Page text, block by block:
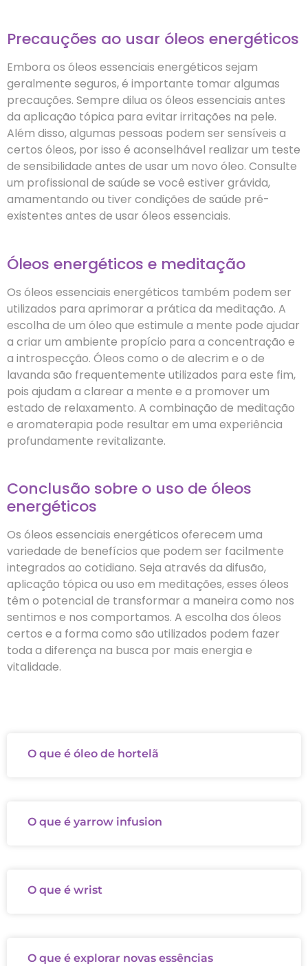
Precauções ao usar óleos energéticos
Embora os óleos essenciais energéticos sejam
geralmente seguros, é importante tomar algumas
precauções. Sempre dilua os óleos essenciais antes
da aplicação tópica para evitar irritações na pele.
Além disso, algumas pessoas podem ser sensíveis a
certos óleos, por isso é aconselhável realizar um teste
de sensibilidade antes de usar um novo óleo. Consulte
um profissional de saúde se você estiver grávida,
amamentando ou tiver condições de saúde pré-
existentes antes de usar óleos essenciais.
Óleos energéticos e meditação
Os óleos essenciais energéticos também podem ser
utilizados para aprimorar a prática da meditação. A
escolha de um óleo que estimule a mente pode ajudar
a criar um ambiente propício para a concentração e
a introspecção. Óleos como o de alecrim e o de
lavanda são frequentemente utilizados para este fim,
pois ajudam a clarear a mente e a promover um
estado de relaxamento. A combinação de meditação
e aromaterapia pode resultar em uma experiência
profundamente revitalizante.
Conclusão sobre o uso de óleos
energéticos
Os óleos essenciais energéticos oferecem uma
variedade de benefícios que podem ser facilmente
integrados ao cotidiano. Seja através da difusão,
aplicação tópica ou uso em meditações, esses óleos
têm o potencial de transformar a maneira como nos
sentimos e nos comportamos. A escolha dos óleos
certos e a forma como são utilizados podem fazer
toda a diferença na busca por mais energia e
vitalidade.
O que é óleo de hortelã
O que é yarrow infusion
O que é wrist
O que é explorar novas essências